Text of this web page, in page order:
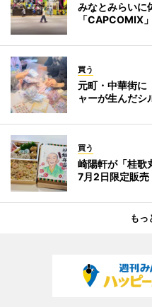
みなとみらいに
「CAPCOMIX」
買う
元町・中華街
ャーが生んだシ
買う
崎陽軒が「桂
7月2日限定販売
もっ